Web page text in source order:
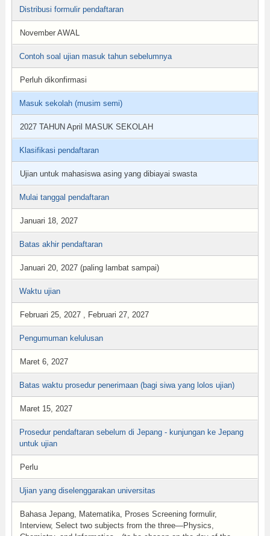
Distribusi formulir pendaftaran
November AWAL
Contoh soal ujian masuk tahun sebelumnya
Perluh dikonfirmasi
Masuk sekolah (musim semi)
2027 TAHUN April MASUK SEKOLAH
Klasifikasi pendaftaran
Ujian untuk mahasiswa asing yang dibiayai swasta
Mulai tanggal pendaftaran
Januari 18, 2027
Batas akhir pendaftaran
Januari 20, 2027 (paling lambat sampai)
Waktu ujian
Februari 25, 2027 , Februari 27, 2027
Pengumuman kelulusan
Maret 6, 2027
Batas waktu prosedur penerimaan (bagi siwa yang lolos ujian)
Maret 15, 2027
Prosedur pendaftaran sebelum di Jepang - kunjungan ke Jepang
untuk ujian
Perlu
Ujian yang diselenggarakan universitas
Bahasa Jepang, Matematika, Proses Screening formulir,
Interview, Select two subjects from the three—Physics,